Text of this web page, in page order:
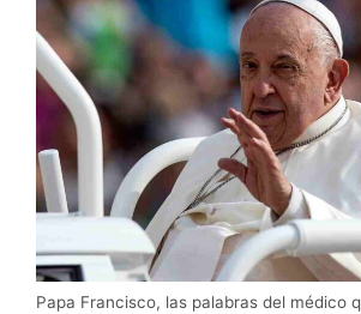
Papa Francisco, las palabras del médico